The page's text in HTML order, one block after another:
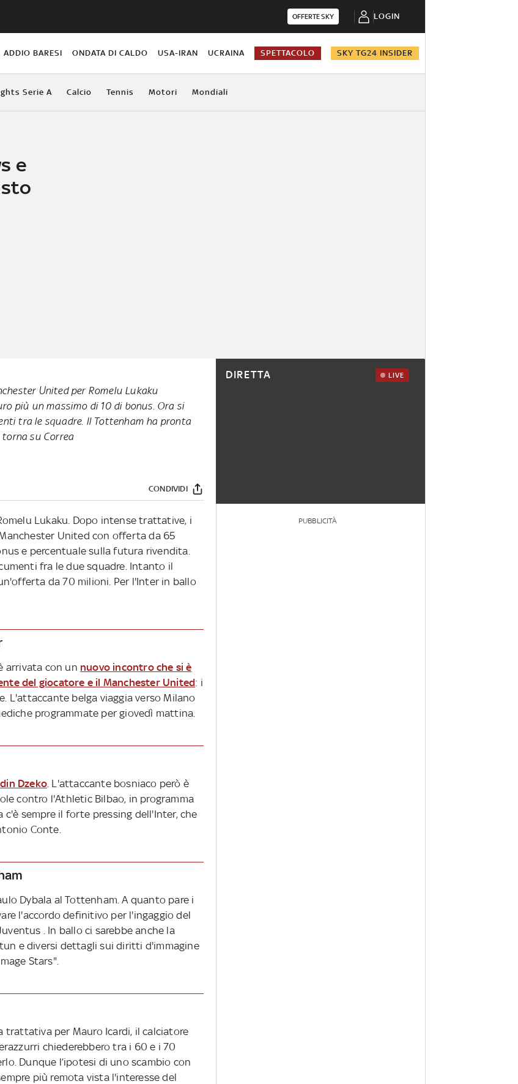
OFFERTE SKY LOGIN
ADDIO BARESI ONDATA DI CALDO USA-IRAN UCRAINA SPETTACOLO SKY TG24 INSIDER
Serie A Calcio Tennis Motori Mondiali
e
United per Romelu Lukaku
più un massimo di 10 di bonus. Ora si
tra le squadre. Il Tottenham ha pronta
su Correa
CONDIVIDI
Lukaku. Dopo intense trattative, i
United con offerta da 65
e percentuale sulla futura rivendita.
fra le due squadre. Intanto il
da 70 milioni. Per l'Inter in ballo
arrivata con un nuovo incontro che si è
del giocatore e il Manchester United: i
L'attaccante belga viaggia verso Milano
programmate per giovedì mattina.
Dzeko. L'attaccante bosniaco però è
contro l'Athletic Bilbao, in programma
c'è sempre il forte pressing dell'Inter, che
Conte.
Dybala al Tottenham. A quanto pare i
l'accordo definitivo per l'ingaggio del
. In ballo ci sarebbe anche la
e diversi dettagli sui diritti d'immagine
Stars".
trattativa per Mauro Icardi, il calciatore
chiederebbero tra i 60 e i 70
Dunque l’ipotesi di uno scambio con
più remota vista l'interesse del
DIRETTA LIVE
PUBBLICITÀ